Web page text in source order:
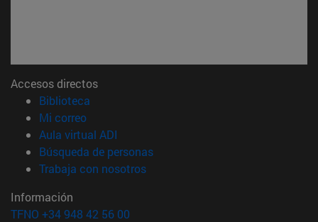
Accesos directos
Biblioteca
Mi correo(abre en nueva ventana)
Aula virtual ADI
Búsqueda de personas(abre en nueva ventana)
Trabaja con nosotros(abre en nueva ventana)
Información
TFNO +34 948 42 56 00